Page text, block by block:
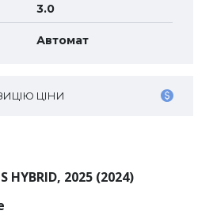
3.0
Автомат
ЦІНИ
HYBRID, 2025 (2024)